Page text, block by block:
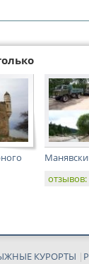
отзывов:
КУРОРТЫ |